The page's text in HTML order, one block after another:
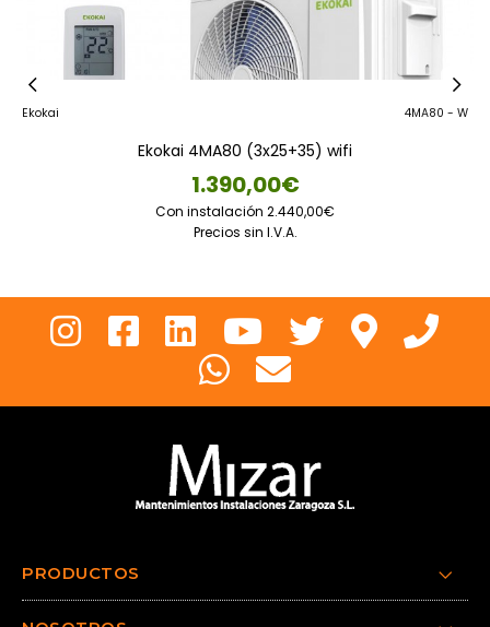
Ekokai 4MA80 - W
Ekokai 4MA80 (3x25+35) wifi
1.390,00€
Con instalación 2.440,00€
Precios sin I.V.A.
PRODUCTOS